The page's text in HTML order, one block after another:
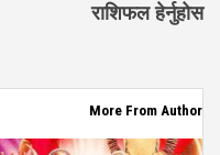
राशिफल हेर्नुहोस
More From Author